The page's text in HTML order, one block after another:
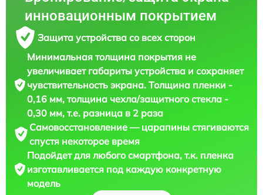
инновационным покрытием
Защита устройства со всех сторон
Минимальная толщина покрытия не
увеличивает габариты устройства и сохраняет
чувствительность экрана. Толщина пленки -
0,16 мм, толщина чехла/защитного стекла -
0,30 мм, т.е. разница в 2 раза
Самовосстановление — царапины стягиваются
спустя некоторое время
Подойдет для любого смартфона, т.к. пленка
изготавливается под каждую конкретную
модель